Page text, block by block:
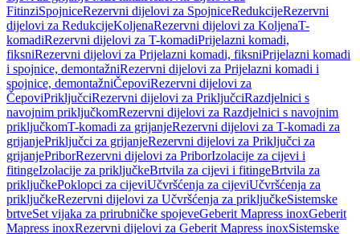
FitinziSpojniceRezervni dijelovi za SpojniceRedukcijeRezervni
dijelovi za RedukcijeKoljenaRezervni dijelovi za KoljenaT-
komadiRezervni dijelovi za T-komadiPrijelazni komadi,
fiksniRezervni dijelovi za Prijelazni komadi, fiksniPrijelazni komadi
i spojnice, demontažniRezervni dijelovi za Prijelazni komadi i
spojnice, demontažniČepoviRezervni dijelovi za
ČepoviPriključciRezervni dijelovi za PriključciRazdjelnici s
navojnim priključkomRezervni dijelovi za Razdjelnici s navojnim
priključkomT-komadi za grijanjeRezervni dijelovi za T-komadi za
grijanjePriključci za grijanjeRezervni dijelovi za Priključci za
grijanjePriborRezervni dijelovi za PriborIzolacije za cijevi i
fitingeIzolacije za priključkeBrtvila za cijevi i fitingeBrtvila za
priključkePoklopci za cijeviUčvršćenja za cijeviUčvršćenja za
priključkeRezervni dijelovi za Učvršćenja za priključkeSistemske
brtveSet vijaka za prirubničke spojeveGeberit Mapress inoxGeberit
Mapress inoxRezervni dijelovi za Geberit Mapress inoxSistemske